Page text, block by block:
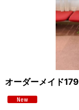
オーダーメイド179